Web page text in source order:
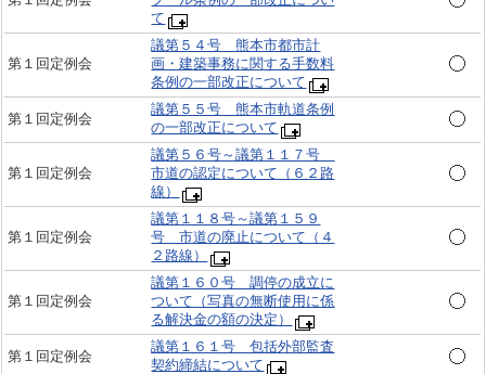
て
第１回定例会
議第５４号 熊本市都市計
画・建築事務に関する手数料
条例の一部改正について
第１回定例会
議第５５号 熊本市軌道条例
の一部改正について
第１回定例会
議第５６号～議第１１７号
市道の認定について（６２路
線）
第１回定例会
議第１１８号～議第１５９
号 市道の廃止について（４
２路線）
第１回定例会
議第１６０号 調停の成立に
ついて（写真の無断使用に係
る解決金の額の決定）
第１回定例会
議第１６１号 包括外部監査
契約締結について